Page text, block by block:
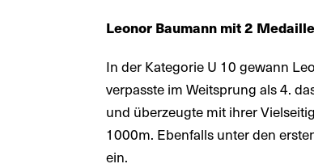
Leonor Baumann mit 2
In der Kategorie U 10 gewann
verpasste im Weitsprung als 4.
und überzeugte mit ihrer
1000m. Ebenfalls unter den
ein.